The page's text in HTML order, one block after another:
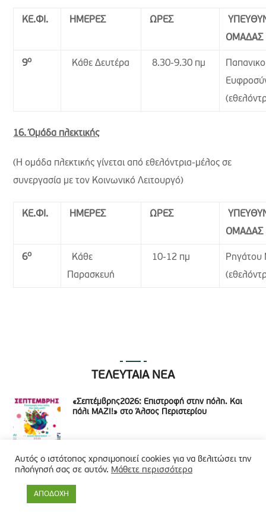
ΚΕ.ΦΙ. ΗΜΕΡΕΣ ΩΡΕΣ
ΟΜΑΔΑΣ
9ο Κάθε Δευτέρα 8.30-9.30 πμ
16. Όμάδα πλεκτικής
(Η ομάδα πλεκτικής γίνεται από εθελόντρια-μέλος σε
συνεργασία με τον Κοινωνικό Λειτουργό)
ΚΕ.ΦΙ. ΗΜΕΡΕΣ ΩΡΕΣ
ΟΜΑΔΑΣ
6ο
Κάθε
Παρασκευή
10-12 πμ
Ρηγάτου
ΤΕΛΕΥΤΑΙΑ ΝΕΑ
«Σεπτέμβρης2026: Επιστροφή στην πόλη. Και
πάλι ΜΑΖΙ!» στο Άλσος Περιστερίου
Ολοκληρώθηκε με μεγάλη επιτυχία «Το Σινεμά
Πάει Πλατεία» στις γειτονιές του Περιστερίου
Αυτός ο ιστότοπος χρησιμοποιεί cookies για να βελιτώσει την
πλοήγησή σας σε αυτόν. Μάθετε περισσότερα
ΑΠΟΔΟΧΗ